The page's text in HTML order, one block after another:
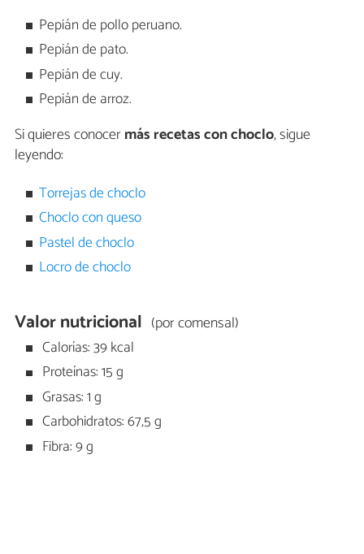
Pepián de pollo peruano.
Pepián de pato.
Pepián de cuy.
Pepián de arroz.
Si quieres conocermás recetas con choclo, sigue
leyendo:
Torrejas de choclo
Choclo con queso
Pastel de choclo
Locro de choclo
Valor nutricional (por comensal)
Calorías: 39 kcal
Proteínas: 15 g
Grasas: 1 g
Carbohidratos: 67,5 g
Fibra: 9 g